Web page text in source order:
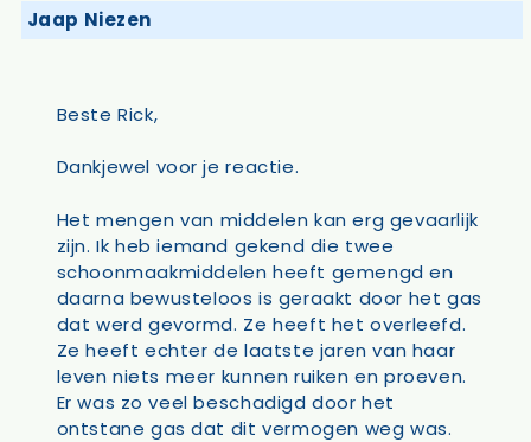
Jaap Niezen
Beste Rick,
Dankjewel voor je reactie.
Het mengen van middelen kan erg gevaarlijk
zijn. Ik heb iemand gekend die twee
schoonmaakmiddelen heeft gemengd en
daarna bewusteloos is geraakt door het gas
dat werd gevormd. Ze heeft het overleefd.
Ze heeft echter de laatste jaren van haar
leven niets meer kunnen ruiken en proeven.
Er was zo veel beschadigd door het
ontstane gas dat dit vermogen weg was.